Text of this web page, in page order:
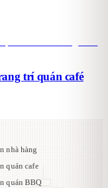
trí quán café
nhà hàng
quán cafe
quán BBQ